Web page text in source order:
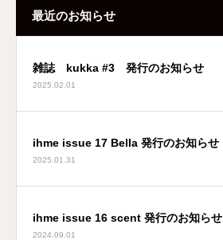
最近のお知らせ
雑誌 kukka #3 発行のお知らせ
2025.02.01
ihme issue 17 Bella 発行のお知らせ
2025.01.31
ihme issue 16 scent 発行のお知らせ
2024.09.01